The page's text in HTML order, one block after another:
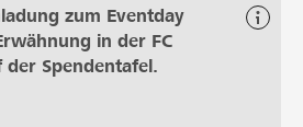
zum Eventday
in der FC
Spendentafel.